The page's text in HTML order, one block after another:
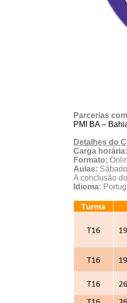
Parcerias
PMI BA –
Detalhes do
Carga horária:
Formato:
Aulas:
A conclusão
Idioma: